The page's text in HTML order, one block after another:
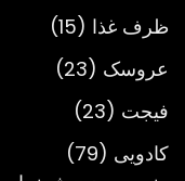
ظرف غذا 15
15
محصول
عروسک 23
23
فیجت 23
23
محصول
کادویی 79
79